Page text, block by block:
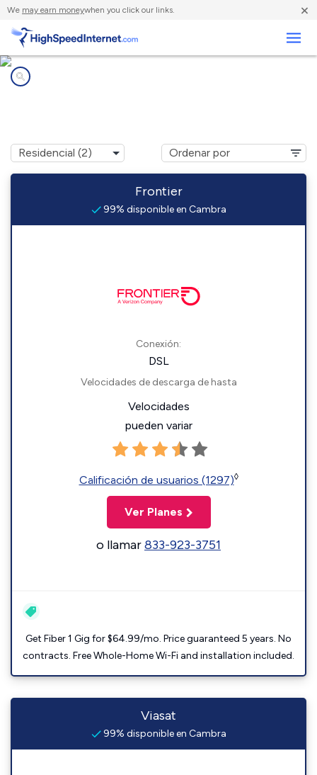
We may earn moneywhen you click our links. ×
Frontier
99% disponible en Cambra
Conexión:
DSL
Velocidades de descarga de hasta
Velocidades
pueden variar
Calificación de usuarios (1297)◊
Ver Planes
o llamar833-923-3751
Get Fiber 1 Gig for $64.99/mo. Price guaranteed 5 years. No
contracts. Free Whole-Home Wi-Fi and installation included.
Viasat
99% disponible en Cambra